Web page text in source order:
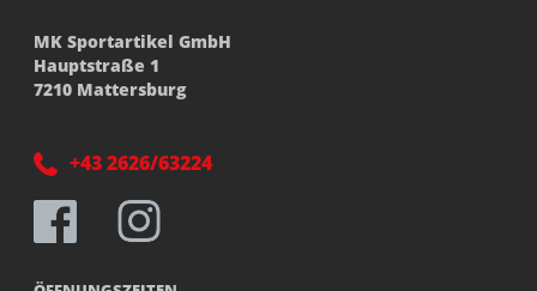
MK Sportartikel GmbH
Hauptstraße 1
7210 Mattersburg
+43 2626/63224